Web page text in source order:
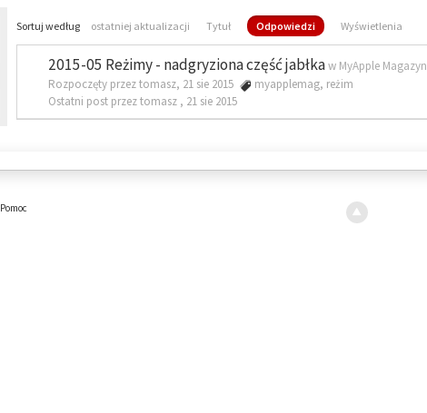
Sortuj według ostatniej aktualizacji Tytuł Odpowiedzi Wyświetlenia
2015-05 Reżimy - nadgryziona część jabłkaw MyApple Magazyn
Rozpoczęty przez tomasz, 21 sie 2015
myapplemag, reżim
Ostatni post przez tomasz , 21 sie 2015
Pomoc